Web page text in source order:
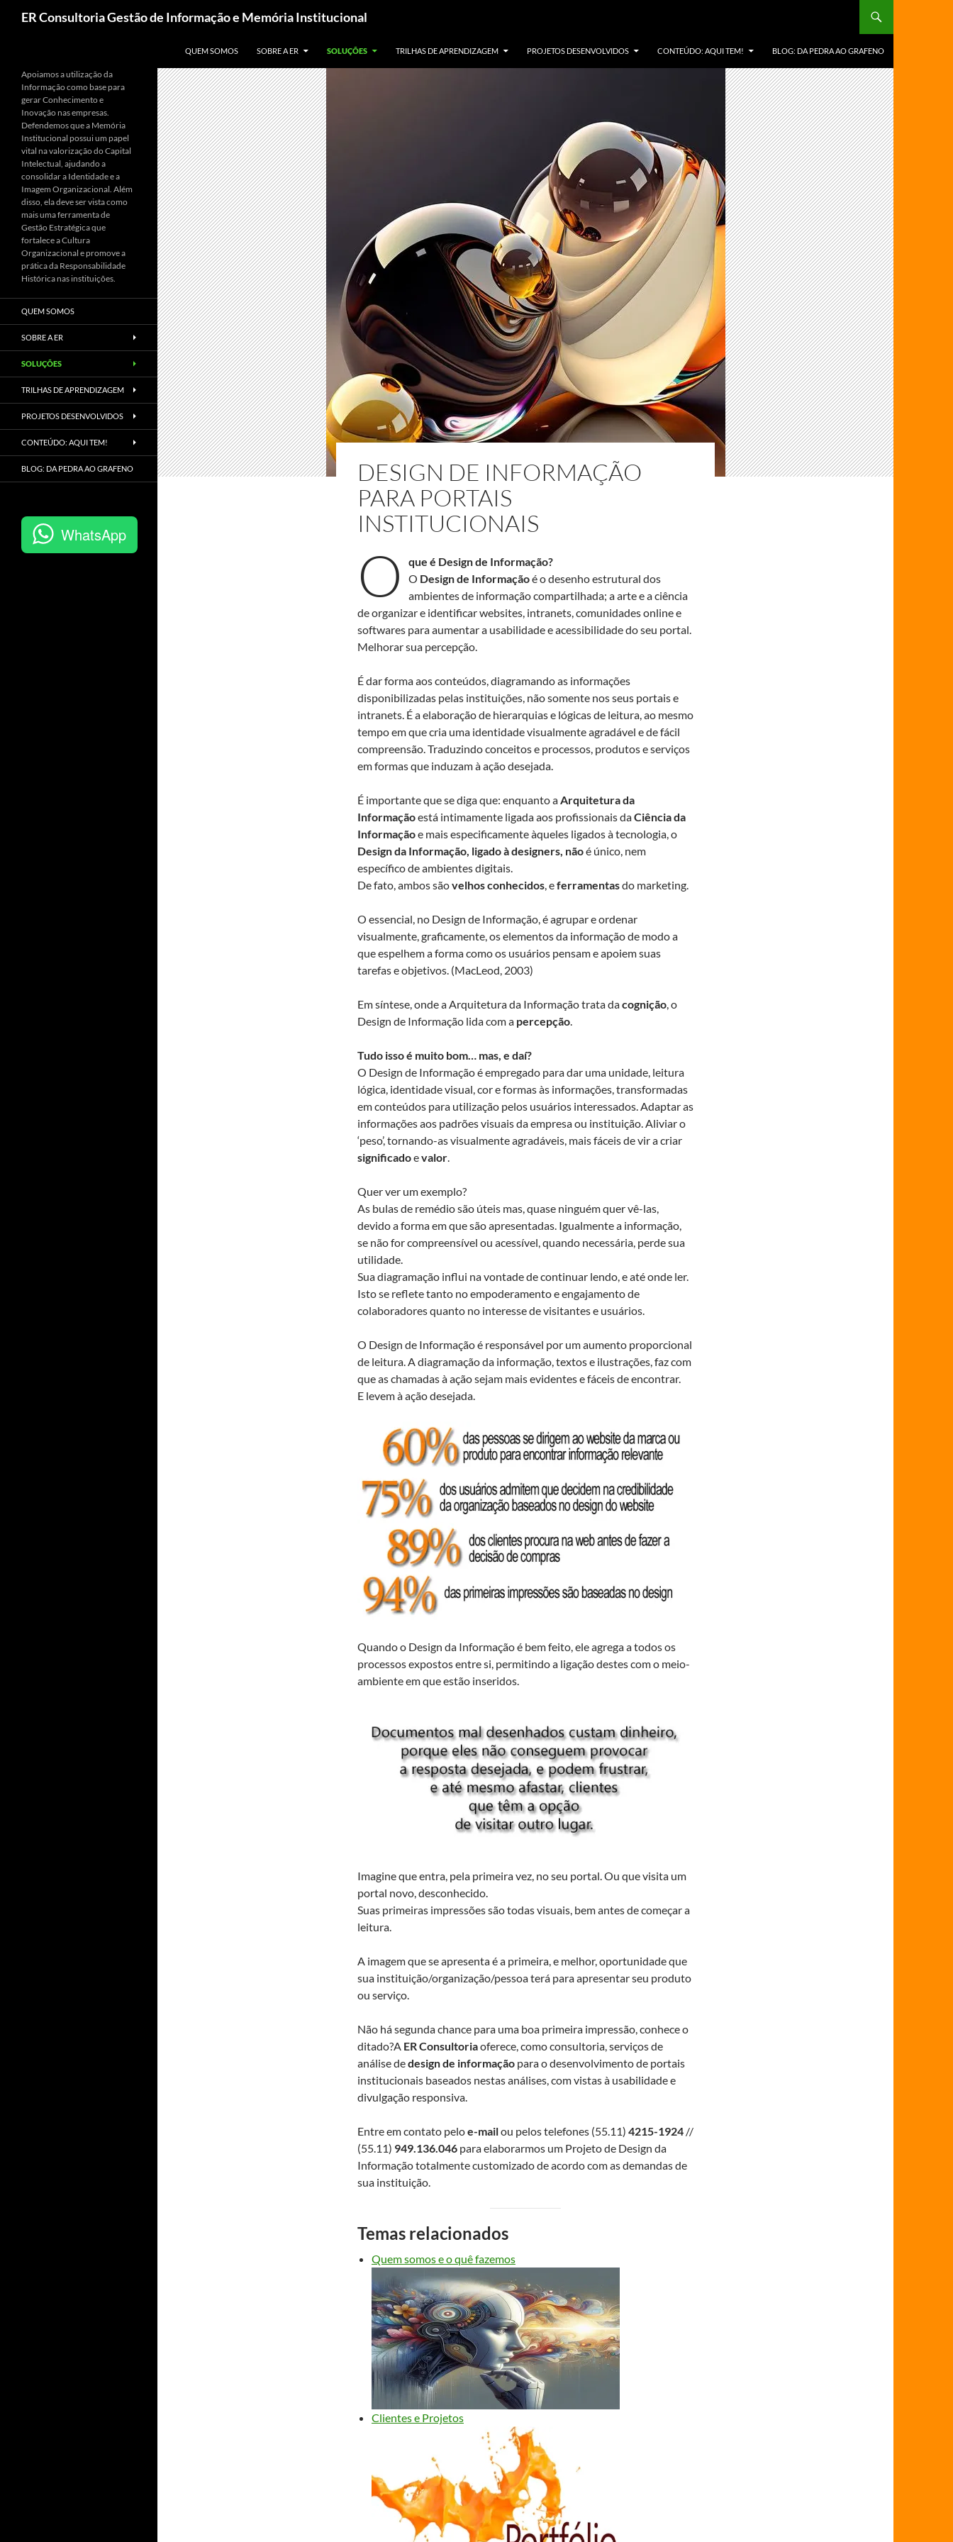
ER Consultoria Gestão de Informação e Memória Institucional
QUEM SOMOS
SOBRE A ER SOLUÇÕES TRILHAS DE APRENDIZAGEM PROJETOS DESENVOLVIDOS CONTEÚDO: AQUI TEM! BLOG: DA PEDRA AO GRAFENO
DESIGN DE INFORMAÇÃO
PARA PORTAIS
INSTITUCIONAIS
O
que é Design de Informação?
O Design de Informaçãoé o desenho estrutural dos
ambientes de informação compartilhada; a arte e a ciência
de organizar e identificar websites, intranets, comunidades online e
softwares para aumentar a usabilidade e acessibilidade do seu portal.
Melhorar sua percepção.
É dar forma aos conteúdos, diagramando as informações
disponibilizadas pelas instituições, não somente nos seus portais e
intranets. É a elaboração de hierarquias e lógicas de leitura, ao mesmo
tempo em que cria uma identidade visualmente agradável e de fácil
compreensão. Traduzindo conceitos e processos, produtos e serviços
em formas que induzam à ação desejada.
É importante que se diga que: enquanto aArquitetura da
Informaçãoestá intimamente ligada aos profissionais daCiência da
Informaçãoe mais especificamente àqueles ligados à tecnologia, o
Design da Informação, ligado à designers, nãoé único, nem
específico de ambientes digitais.
De fato, ambos sãovelhos conhecidos, eferramentasdo marketing.
O essencial, no Design de Informação, é agrupar e ordenar
visualmente, graficamente, os elementos da informação de modo a
que espelhem a forma como os usuários pensam e apoiem suas
tarefas e objetivos. (MacLeod, 2003)
Em síntese, onde a Arquitetura da Informação trata dacognição, o
Design de Informação lida com a percepção.
Tudo isso é muito bom… mas, e daí?
O Design de Informação é empregado para dar uma unidade, leitura
lógica, identidade visual, cor e formas às informações, transformadas
em conteúdos para utilização pelos usuários interessados. Adaptar as
informações aos padrões visuais da empresa ou instituição. Aliviar o
‘peso’, tornando-as visualmente agradáveis, mais fáceis de vir a criar
significadoevalor.
Quer ver um exemplo?
As bulas de remédio são úteis mas, quase ninguém quer vê-las,
devido a forma em que são apresentadas. Igualmente a informação,
se não for compreensível ou acessível, quando necessária, perde sua
utilidade.
Sua diagramação influi na vontade de continuar lendo, e até onde ler.
Isto se reflete tanto no empoderamento e engajamento de
colaboradores quanto no interesse de visitantes e usuários.
O Design de Informação é responsável por um aumento proporcional
de leitura. A diagramação da informação, textos e ilustrações, faz com
que as chamadas à ação sejam mais evidentes e fáceis de encontrar.
E levem à ação desejada.
Quando o Design da Informação é bem feito, ele agrega a todos os
processos expostos entre si, permitindo a ligação destes com o meio-
ambiente em que estão inseridos.
Imagine que entra, pela primeira vez, no seu portal. Ou que visita um
portal novo, desconhecido.
Suas primeiras impressões são todas visuais, bem antes de começar a
leitura.
A imagem que se apresenta é a primeira, e melhor, oportunidade que
sua instituição/organização/pessoa terá para apresentar seu produto
ou serviço.
Não há segunda chance para uma boa primeira impressão, conhece o
ditado?A ER Consultoriaoferece, como consultoria, serviços de
análise dedesign de informação para o desenvolvimento de portais
institucionais baseados nestas análises, com vistas à usabilidade e
divulgação responsiva.
Entre em contato peloe-mailou pelos telefones (55.11) 4215-1924 //
(55.11) 949.136.046 para elaborarmos um Projeto de Design da
Informação totalmente customizado de acordo com as demandas de
sua instituição.
Temas relacionados
Quem somos e o quê fazemos
Clientes e Projetos
Apoiamos a utilização da
Informação como base para
gerar Conhecimento e
Inovação nas empresas.
Defendemos que a Memória
Institucional possui um papel
vital na valorização do Capital
Intelectual, ajudando a
consolidar a Identidade e a
Imagem Organizacional. Além
disso, ela deve ser vista como
mais uma ferramenta de
Gestão Estratégica que
fortalece a Cultura
Organizacional e promove a
prática da Responsabilidade
Histórica nas instituições.
QUEM SOMOS
SOBRE A ER
SOLUÇÕES
TRILHAS DE APRENDIZAGEM
PROJETOS DESENVOLVIDOS
CONTEÚDO: AQUI TEM!
BLOG: DA PEDRA AO GRAFENO
WhatsApp